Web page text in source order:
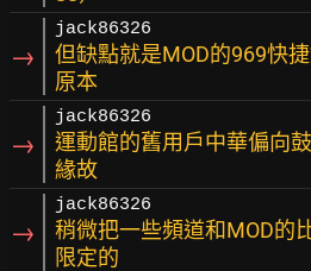
→
jack86326
但缺點就是MOD的969快
原本
→
jack86326
運動館的舊用戶中華偏向
緣故
→
jack86326
稍微把一些頻道和MOD的
限定的